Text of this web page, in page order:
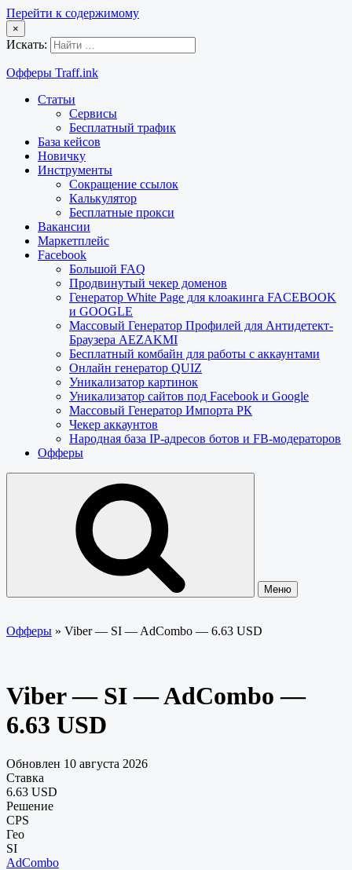
Перейти к содержимому
×
Искать:
Офферы Traff.ink
Статьи
Сервисы
Бесплатный трафик
База кейсов
Новичку
Инструменты
Сокращение ссылок
Калькулятор
Бесплатные прокси
Вакансии
Маркетплейс
Facebook
Большой FAQ
Продвинутый чекер доменов
Генератор White Page для клоакинга FACEBOOK
и GOOGLE
Массовый Генератор Профилей для Антидетект-
Браузера AEZAKMI
Бесплатный комбайн для работы с аккаунтами
Онлайн генератор QUIZ
Уникализатор картинок
Уникализатор сайтов под Facebook и Google
Массовый Генератор Импорта РК
Чекер аккаунтов
Народная база IP-адресов ботов и FB-модераторов
Офферы
Меню
Офферы » Viber — SI — AdCombo — 6.63 USD
Viber — SI — AdCombo —
6.63 USD
Обновлен 10 августа 2026
Ставка
6.63 USD
Решение
CPS
Гео
SI
AdCombo